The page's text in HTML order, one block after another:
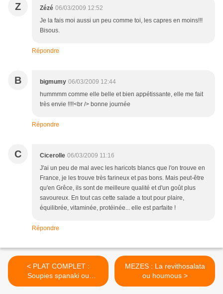
Z Zézé 06/03/2009 12:52
Je la fais moi aussi un peu comme toi, les capres en moins!!!
Bisous.
Répondre
B bigmumy 06/03/2009 12:44
hummmm comme elle belle et bien appétissante, elle me fait
très envie !!!!<br /> bonne journée
Répondre
C Cicerolle 06/03/2009 11:16
J'ai un peu de mal avec les haricots blancs que l'on trouve en
France, je les trouve très farineux et pas bons. Mais peut-être
qu'en Grêce, ils sont de meilleure qualité et d'un goût plus
savoureux. En tout cas cette salade a tout pour plaire,
équilibrée, vitaminée, protéinée... elle est parfaite !
Répondre
< PLAT COMPLET :
Soupies spanaki ou
épinards à la seiche
MEZES : La revithosalata
ou houmous >